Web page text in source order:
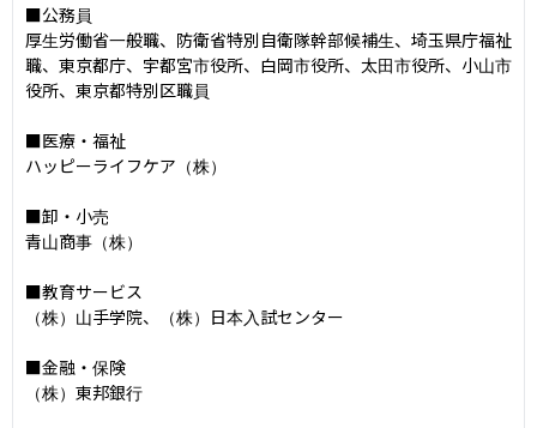
■公務員
厚生労働省一般職、防衛省特別自衛隊幹部候補生、埼玉県庁福祉
職、東京都庁、宇都宮市役所、白岡市役所、太田市役所、小山市
役所、東京都特別区職員
■医療・福祉
ハッピーライフケア（株）
■卸・小売
青山商事（株）
■教育サービス
（株）山手学院、（株）日本入試センター
■金融・保険
（株）東邦銀行